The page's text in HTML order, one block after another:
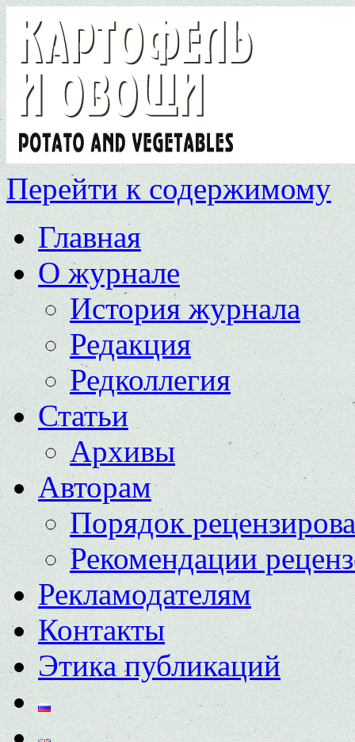
Перейти к содержимому
Главная
О журнале
История журнала
Редакция
Редколлегия
Статьи
Архивы
Авторам
Порядок
Рекомендации
Рекламодателям
Контакты
Этика публикаций